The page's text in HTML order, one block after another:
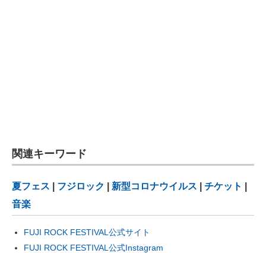
関連キーワード
夏フェス フジロック 新型コロナウイルス チケット
音楽
FUJI ROCK FESTIVAL公式サイト
FUJI ROCK FESTIVAL公式Instagram